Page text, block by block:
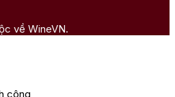
về WineVN.
công